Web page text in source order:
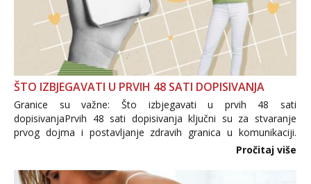
ŠTO IZBJEGAVATI U PRVIH 48 SATI DOPISIVANJA
Granice su važne: Što izbjegavati u prvih 48 sati
dopisivanjaPrvih 48 sati dopisivanja ključni su za stvaranje
prvog dojma i postavljanje zdravih granica u komunikaciji.
Važno je izbjeći prebrzo otkrivanje osobnih ili intimnih
informacija, jer nepoznata osoba još nije zaslužila to
povjerenje. Takođe...
Pročitaj više